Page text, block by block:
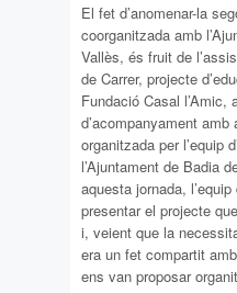
El fet d’anomenar-la
coorganitzada amb
Vallès, és fruit de
de Carrer, projecte
Fundació Casal l’Amic,
d’acompanyament
organitzada per l’equip
l’Ajuntament de Badia
aquesta jornada,
presentar el projecte
i, veient que la
era un fet compartit
ens van proposar